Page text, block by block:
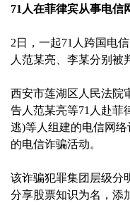
71人在菲律宾从事电信
2日，一起71人跨国电
人范某亮、李某分别被
西安市莲湖区人民法院
告人范某亮等71人赴菲
逃)等人组建的电信网
的电信诈骗活动。
该诈骗犯罪集团层级分
分享股票知识为名，添